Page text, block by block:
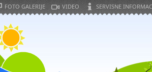
FOTO GALERIJE VIDEO SERVISNE